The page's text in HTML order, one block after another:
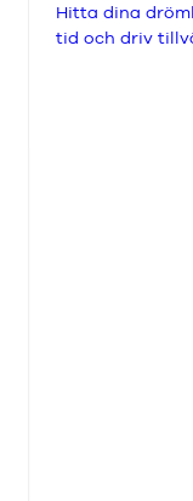
Hitta dina
tid och driv